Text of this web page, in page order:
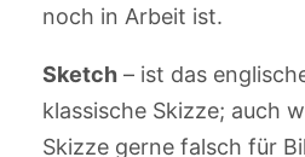
noch in Arbeit ist.
Sketch– ist das
klassische Skizze; auch
Skizze gerne falsch für